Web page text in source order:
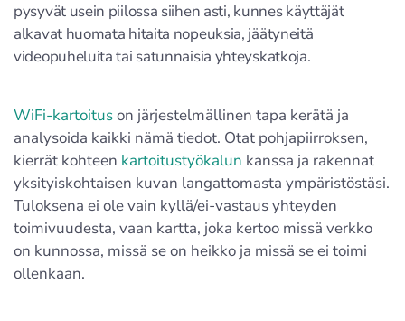
pysyvät usein piilossa siihen asti, kunnes käyttäjät
alkavat huomata hitaita nopeuksia, jäätyneitä
videopuheluita tai satunnaisia yhteyskatkoja.
WiFi-kartoituson järjestelmällinen tapa kerätä ja
analysoida kaikki nämä tiedot. Otat pohjapiirroksen,
kierrät kohteen kartoitustyökalun kanssa ja rakennat
yksityiskohtaisen kuvan langattomasta ympäristöstäsi.
Tuloksena ei ole vain kyllä/ei-vastaus yhteyden
toimivuudesta, vaan kartta, joka kertoo missä verkko
on kunnossa, missä se on heikko ja missä se ei toimi
ollenkaan.